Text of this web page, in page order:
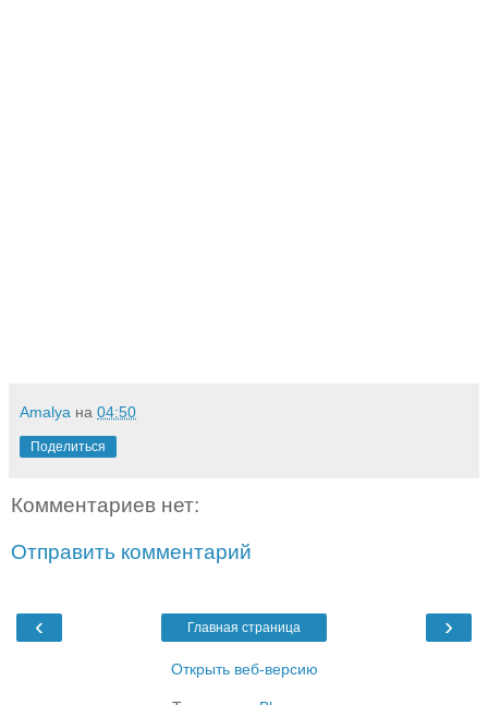
Amalya на 04:50
Поделиться
Комментариев нет:
Отправить комментарий
‹ ›
Главная страница
Открыть веб-версию